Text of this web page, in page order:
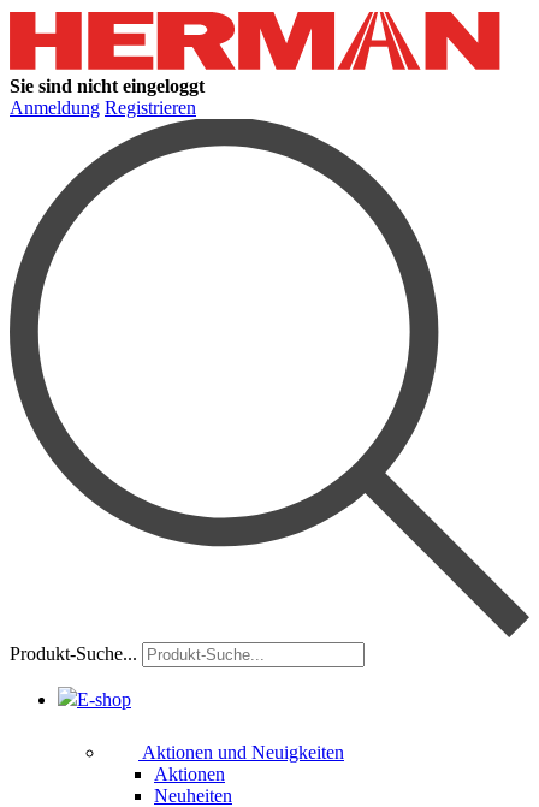
Sie sind nicht eingeloggt
Anmeldung Registrieren
Produkt-Suche...
E-shop
Aktionen und Neuigkeiten
Aktionen
Neuheiten